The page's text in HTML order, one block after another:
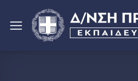
Μετάβαση
στο
περιεχόμενο